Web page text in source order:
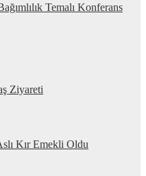
Temalı Konferans
Ziyareti
Kır Emekli Oldu